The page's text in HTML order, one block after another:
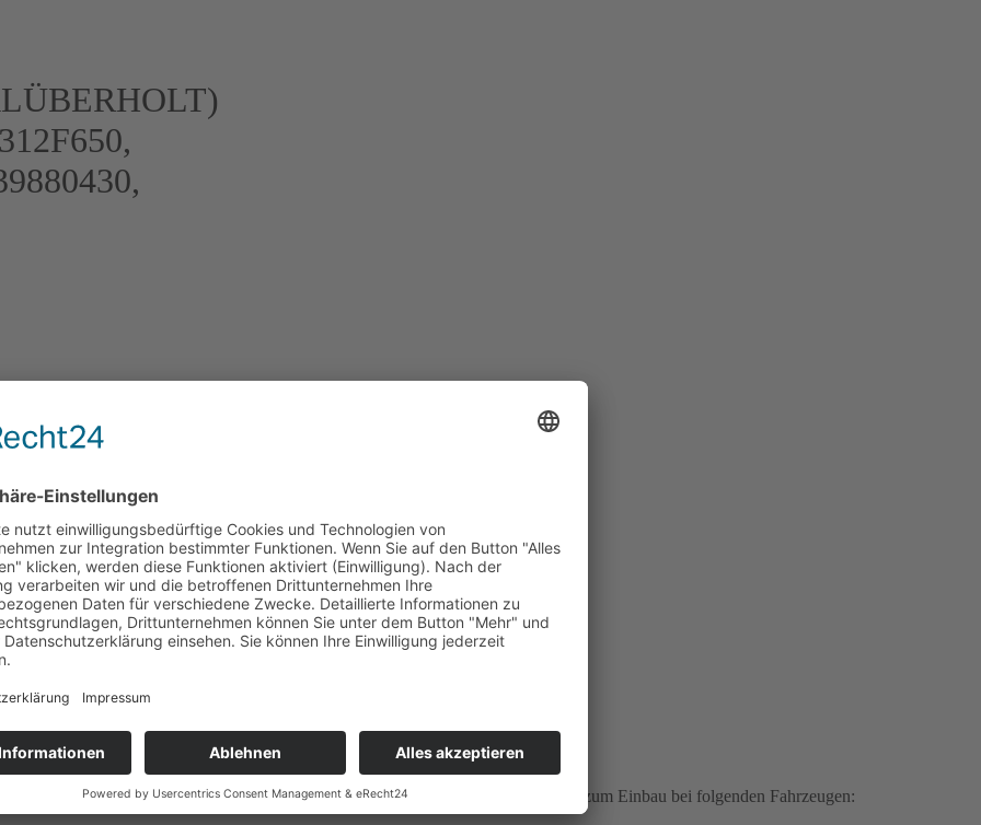
Marke KKK (Originalteil) –
Turbolader der Marke KKK (100% Originalteil) mit folgenden Merkmalen und zum Einbau bei folgenden Fahrzeugen: